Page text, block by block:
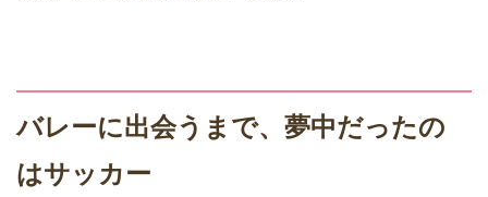
バレーに出会うまで、夢中だったの
はサッカー